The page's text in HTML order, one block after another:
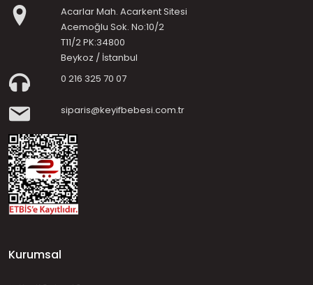
Acarlar Mah. Acarkent Sitesi
Acemoğlu Sok. No:10/2
T11/2 PK:34800
Beykoz / İstanbul
0 216 325 70 07
siparis@keyifbebesi.com.tr
Kurumsal